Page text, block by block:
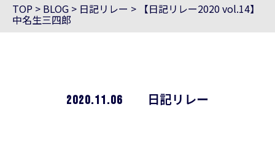
TOP > BLOG > 日記リレー > 【日記リレー2020 vol.14】
中名生三四郎
2020.11.06 日記リレー